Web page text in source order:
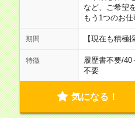
など、ご希望
もう1つのお
期間 【現在も積
特徴 履歴書不要/40
不要
気になる！